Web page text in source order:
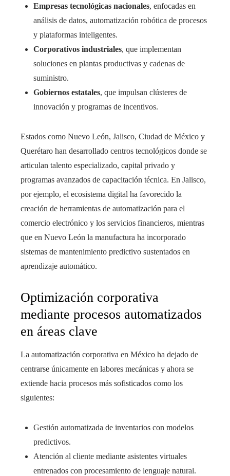
Empresas tecnológicas nacionales, enfocadas en
análisis de datos, automatización robótica de procesos
y plataformas inteligentes.
Corporativos industriales, que implementan
soluciones en plantas productivas y cadenas de
suministro.
Gobiernos estatales, que impulsan clústeres de
innovación y programas de incentivos.
Estados como Nuevo León, Jalisco, Ciudad de México y
Querétaro han desarrollado centros tecnológicos donde se
articulan talento especializado, capital privado y
programas avanzados de capacitación técnica. En Jalisco,
por ejemplo, el ecosistema digital ha favorecido la
creación de herramientas de automatización para el
comercio electrónico y los servicios financieros, mientras
que en Nuevo León la manufactura ha incorporado
sistemas de mantenimiento predictivo sustentados en
aprendizaje automático.
Optimización corporativa
mediante procesos automatizados
en áreas clave
La automatización corporativa en México ha dejado de
centrarse únicamente en labores mecánicas y ahora se
extiende hacia procesos más sofisticados como los
siguientes:
Gestión automatizada de inventarios con modelos
predictivos.
Atención al cliente mediante asistentes virtuales
entrenados con procesamiento de lenguaje natural.